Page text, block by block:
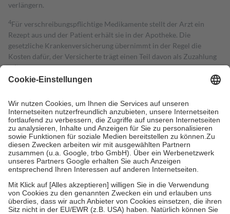
verlängern.
4Für verschreibungspflichtige Medikamente stellt der Arzt ein
Rezept aus und der Patient erhält sie in der Apotheke. Die
gesetzliche Krankenversicherung übernimmt in der Regel die
Kosten dafür, der Versicherte trägt einen Teil davon als Zuzahlung
mit.
Grundsätzlich leisten Mitglieder Zuzahlungen in Höhe von zehn
höchstens zehn Euro.
Es sind jedoch nie mehr als die tatsächlichen
Kosten der Leistung zu entrichten.
Diese Regeln gelten grundsätzlich auch für Online-Apotheken.
Bei Heilmitteln und häuslicher Krankenpflege beträgt die
Zuzahlung zehn Prozent der Kosten sowie zehn Euro je
Verordnung.
Um das Engagement der Versicherten für ihre eigene Gesundheit zu
stärken und die besondere Stellung der Familie zu unterstützen,
fallenkeine Zuzahlungenan bei:
• Kindern und Jugendlichen bis zum vollendeten 18. Lebensjahr
mit Ausnahme der Fahrkosten